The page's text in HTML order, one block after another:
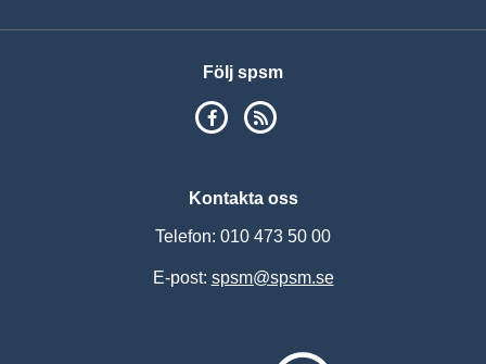
Följ spsm
SPSM på Facebook
Kontakta oss
Telefon: 010 473 50 00
E-post: spsm@spsm.se